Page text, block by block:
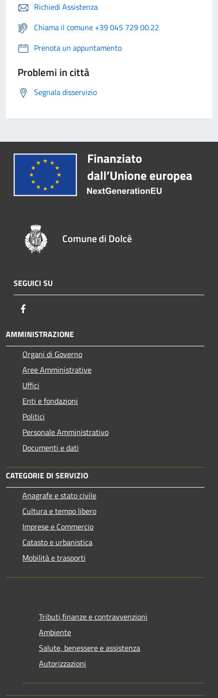
Richiedi Assistenza
Chiama il comune +39 045 729 00.22
Prenota un appuntamento
Problemi in città
Segnala disservizio
Comune di Dolcè
SEGUICI SU
AMMINISTRAZIONE
Organi di Governo
Aree Amministrative
Uffici
Enti e fondazioni
Politici
Personale Amministrativo
Documenti e dati
CATEGORIE DI SERVIZIO
Anagrafe e stato civile
Cultura e tempo libero
Imprese e Commercio
Catasto e urbanistica
Mobilità e trasporti
Tributi,finanze e contravvenzioni
Ambiente
Salute, benessere e assistenza
Autorizzazioni